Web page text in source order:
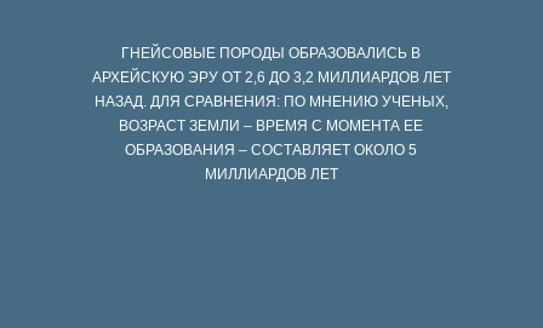
ГНЕЙСОВЫЕ ПОРОДЫ ОБРАЗОВАЛИСЬ В
АРХЕЙСКУЮ ЭРУ ОТ 2,6 ДО 3,2 МИЛЛИАРДОВ ЛЕТ
НАЗАД. ДЛЯ СРАВНЕНИЯ: ПО МНЕНИЮ УЧЕНЫХ,
ВОЗРАСТ ЗЕМЛИ – ВРЕМЯ С МОМЕНТА ЕЕ
ОБРАЗОВАНИЯ – СОСТАВЛЯЕТ ОКОЛО 5
МИЛЛИАРДОВ ЛЕТ